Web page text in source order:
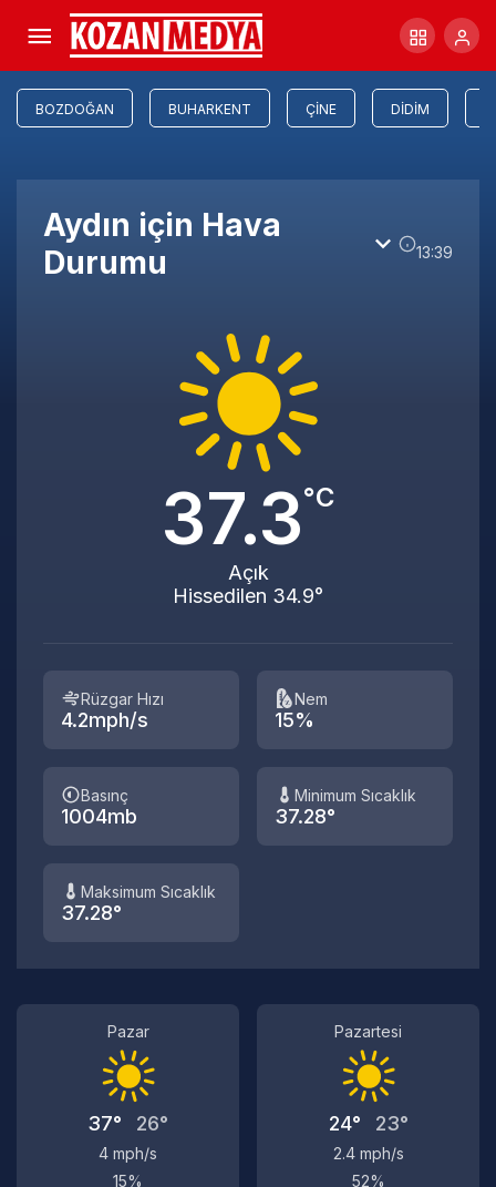
BOZDOĞAN BUHARKENT ÇINE DIDIM
Aydın için Hava
Durumu
13:39
37.3°C
Açık
Hissedilen 34.9°
Rüzgar Hızı
4.2mph/s
Nem
15%
Basınç
1004mb
Minimum Sıcaklık
37.28°
Maksimum Sıcaklık
37.28°
Pazar
37° 26°
4 mph/s
15%
Pazartesi
24° 23°
2.4 mph/s
52%